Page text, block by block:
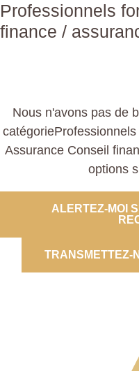
Professionnels
finance /
Nous n'avons pas de
Assurance Conseil
options
ALERTEZ-MOI
TRANSMETTEZ-